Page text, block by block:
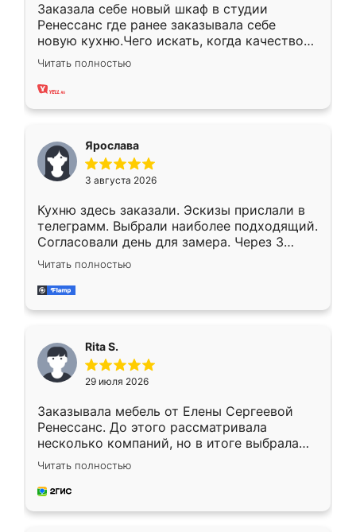
Заказала себе новый шкаф в студии
Ренессанс где ранее заказывала себе
новую кухню.Чего искать, когда качеством
вполне довольна. Служит кухня уже почти
два года, нареканий нет.
Читать полностью
Ярослава
3 августа 2026
Кухню здесь заказали. Эскизы прислали в
телеграмм. Выбрали наиболее подходящий.
Согласовали день для замера. Через 3
недели кухня была уже готова. Остались
довольны работой. Спасибо Ренессанс
мебель за качественную работу!
Читать полностью
Rita S.
29 июля 2026
Заказывала мебель от Елены Сергеевой
Ренессанс. До этого рассматривала
несколько компаний, но в итоге выбрала
эту. Сначала обговорили условия, потом
приехал замерщик, всё спокойно объяснил
и снял размеры. Изготовили в срок, с
Читать полностью